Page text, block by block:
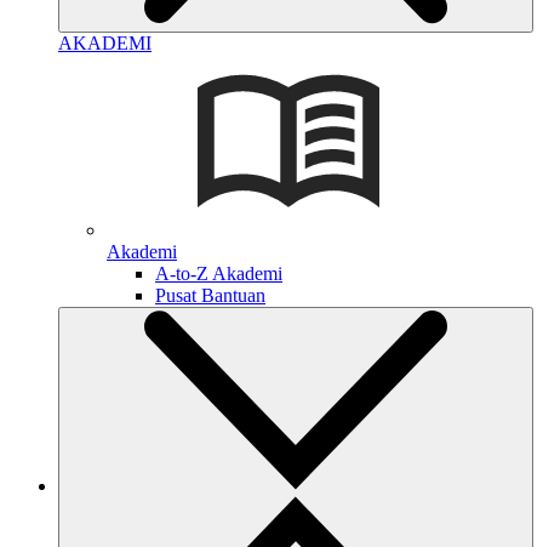
AKADEMI
Akademi
A-to-Z Akademi
Pusat Bantuan